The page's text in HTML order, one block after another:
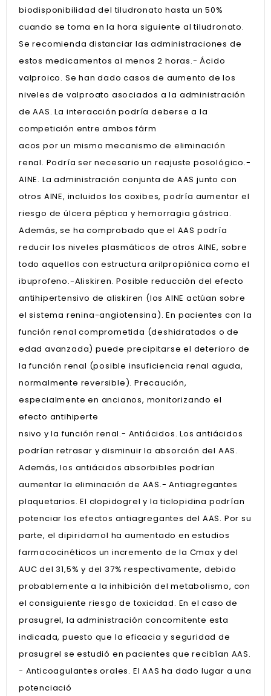
biodisponibilidad del tiludronato hasta un 50%
cuando se toma en la hora siguiente al tiludronato.
Se recomienda distanciar las administraciones de
estos medicamentos al menos 2 horas.- Ácido
valproico. Se han dado casos de aumento de los
niveles de valproato asociados a la administración
de AAS. La interacción podría deberse a la
competición entre ambos fárm
acos por un mismo mecanismo de eliminación
renal. Podría ser necesario un reajuste posológico.-
AINE. La administración conjunta de AAS junto con
otros AINE, incluidos los coxibes, podría aumentar el
riesgo de úlcera péptica y hemorragia gástrica.
Además, se ha comprobado que el AAS podría
reducir los niveles plasmáticos de otros AINE, sobre
todo aquellos con estructura arilpropiónica como el
ibuprofeno.-Aliskiren. Posible reducción del efecto
antihipertensivo de aliskiren (los AINE actúan sobre
el sistema renina-angiotensina). En pacientes con la
función renal comprometida (deshidratados o de
edad avanzada) puede precipitarse el deterioro de
la función renal (posible insuficiencia renal aguda,
normalmente reversible). Precaución,
especialmente en ancianos, monitorizando el
efecto antihiperte
nsivo y la función renal.- Antiácidos. Los antiácidos
podrían retrasar y disminuir la absorción del AAS.
Además, los antiácidos absorbibles podrían
aumentar la eliminación de AAS.- Antiagregantes
plaquetarios. El clopidogrel y la ticlopidina podrían
potenciar los efectos antiagregantes del AAS. Por su
parte, el dipiridamol ha aumentado en estudios
farmacocinéticos un incremento de la Cmax y del
AUC del 31,5% y del 37% respectivamente, debido
probablemente a la inhibición del metabolismo, con
el consiguiente riesgo de toxicidad. En el caso de
prasugrel, la administración concomitente esta
indicada, puesto que la eficacia y seguridad de
prasugrel se estudió en pacientes que recibían AAS.
- Anticoagulantes orales. El AAS ha dado lugar a una
potenciació